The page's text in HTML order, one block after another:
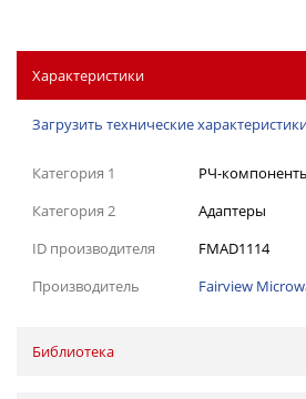
Характеристики
Загрузить технические
Категория 1
РЧ-
Категория 2
Адаптеры
ID производителя
FMAD1114
Производитель
Fairview
Библиотека